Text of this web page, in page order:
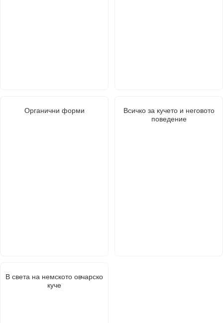
Органични форми
Всичко за кучето и неговото
поведение
В света на немското овчарско
куче